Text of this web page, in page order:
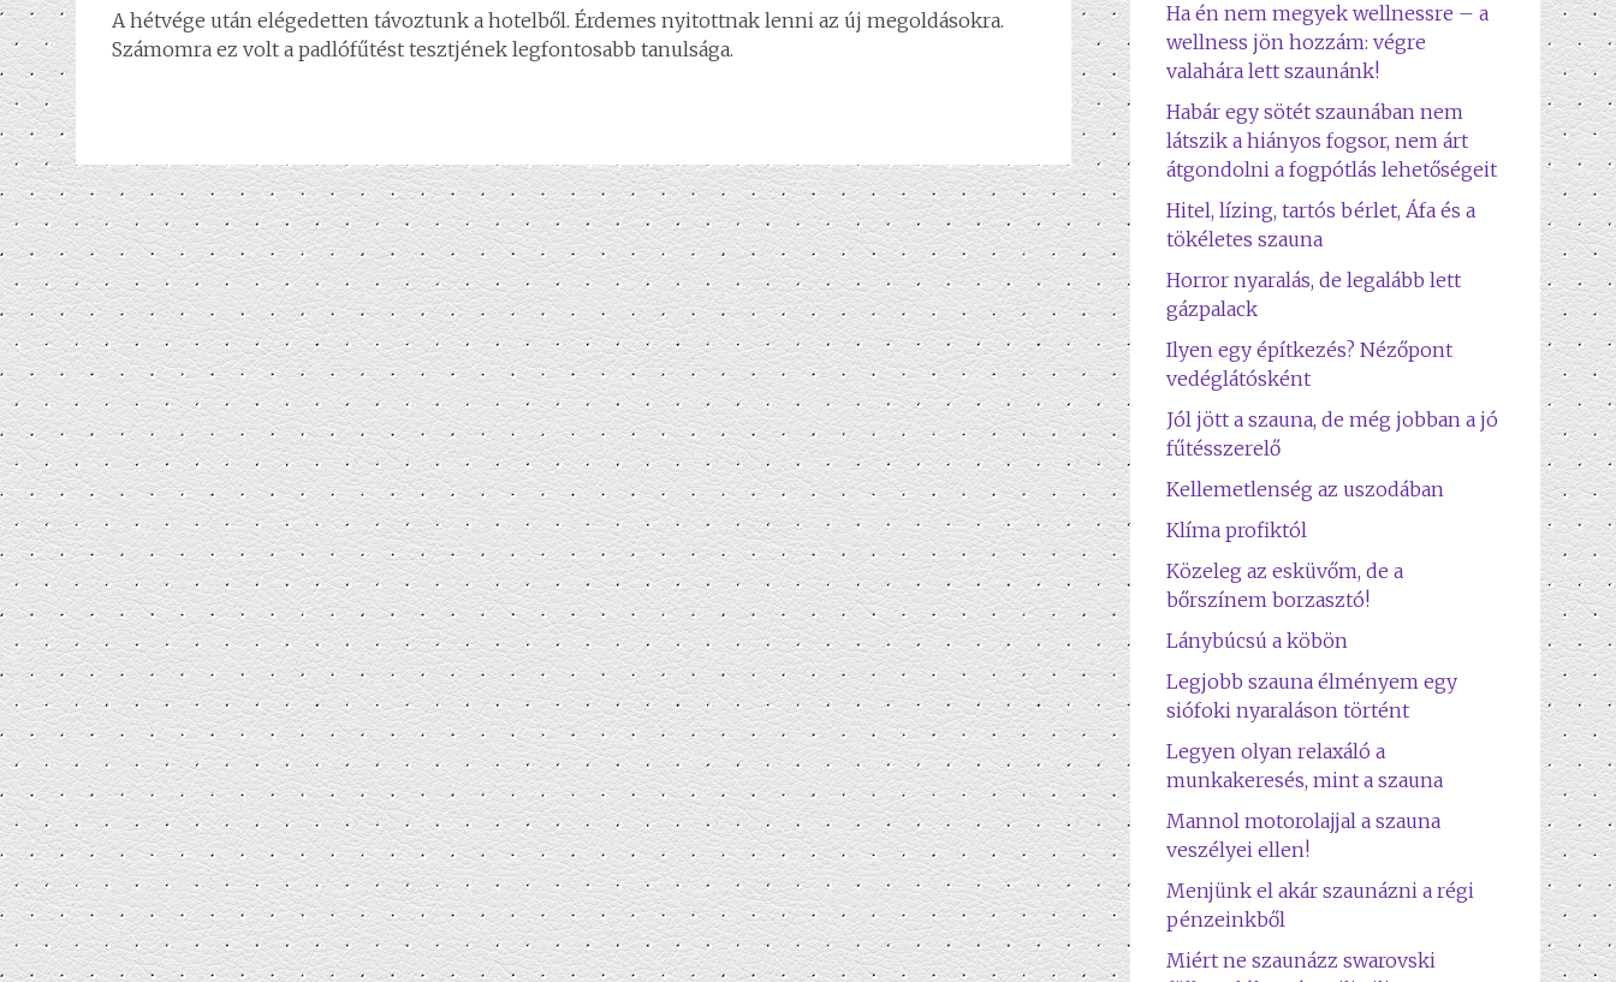
A hétvége után elégedetten távoztunk a hotelből. Érdemes nyitottnak lenni az új megoldásokra.
Számomra ez volt a padlófűtést tesztjének legfontosabb tanulsága.
Ha én nem megyek wellnessre – a
wellness jön hozzám: végre
valahára lett szaunánk!
Habár egy sötét szaunában nem
látszik a hiányos fogsor, nem árt
átgondolni a fogpótlás lehetőségeit
Hitel, lízing, tartós bérlet, Áfa és a
tökéletes szauna
Horror nyaralás, de legalább lett
gázpalack
Ilyen egy építkezés? Nézőpont
vedéglátósként
Jól jött a szauna, de még jobban a jó
fűtésszerelő
Kellemetlenség az uszodában
Klíma profiktól
Közeleg az esküvőm, de a
bőrszínem borzasztó!
Lánybúcsú a köbön
Legjobb szauna élményem egy
siófoki nyaraláson történt
Legyen olyan relaxáló a
munkakeresés, mint a szauna
Mannol motorolajjal a szauna
veszélyei ellen!
Menjünk el akár szaunázni a régi
pénzeinkből
Miért ne szaunázz swarovski